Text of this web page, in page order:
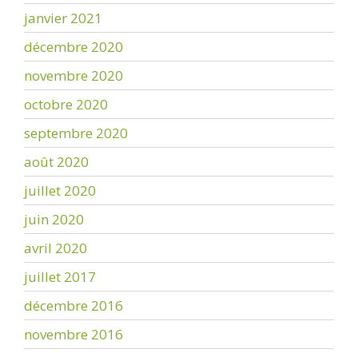
janvier 2021
décembre 2020
novembre 2020
octobre 2020
septembre 2020
août 2020
juillet 2020
juin 2020
avril 2020
juillet 2017
décembre 2016
novembre 2016